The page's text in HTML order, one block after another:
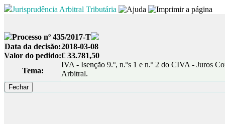
Jurisprudência Arbitral Tributária
Processo nº 435/2017-T
Data da decisão:2018-03-08
Valor do pedido:€ 33.781,50
Tema:
IVA - Isenção 9.º, n.ºs 1 e n.º 2 do CIVA - Juros
Arbitral.